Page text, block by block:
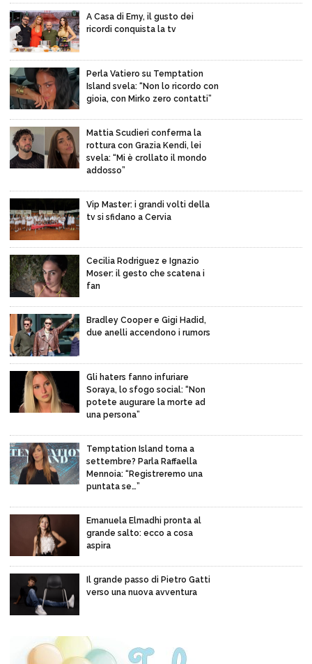
A Casa di Emy, il gusto dei
ricordi conquista la tv
Perla Vatiero su Temptation
Island svela: “Non lo ricordo con
gioia, con Mirko zero contatti”
Mattia Scudieri conferma la
rottura con Grazia Kendi, lei
svela: “Mi è crollato il mondo
addosso”
Vip Master: i grandi volti della
tv si sfidano a Cervia
Cecilia Rodriguez e Ignazio
Moser: il gesto che scatena i
fan
Bradley Cooper e Gigi Hadid,
due anelli accendono i rumors
Gli haters fanno infuriare
Soraya, lo sfogo social: “Non
potete augurare la morte ad
una persona”
Temptation Island torna a
settembre? Parla Raffaella
Mennoia: “Registreremo una
puntata se…”
Emanuela Elmadhi pronta al
grande salto: ecco a cosa
aspira
Il grande passo di Pietro Gatti
verso una nuova avventura